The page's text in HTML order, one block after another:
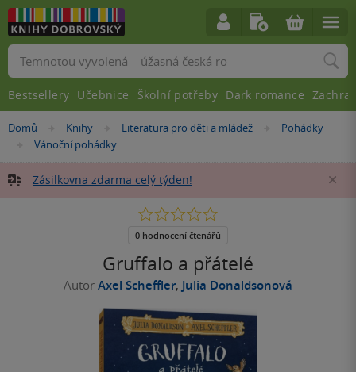
Nacházíte
Domů »Knihy »Literatura pro děti a mládež »Pohádky
»
Vánoční pohádky
Zásilkovna zdarma celý týden!
Gruffalo a přátelé
Autor Axel Scheffler, Julia Donaldsonová
0.0
5
0 hodnocení čtenářů
Vyhledávání
Bestsellery Učebnice Školní potřeby Dark romance